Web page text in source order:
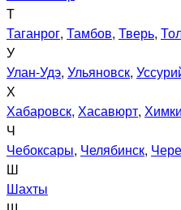
Т
Таганрог, Тамбов, Тверь,
У
Улан-Удэ, Ульяновск,
Х
Хабаровск, Хасавюрт, Химки
Ч
Чебоксары, Челябинск,
Ш
Шахты